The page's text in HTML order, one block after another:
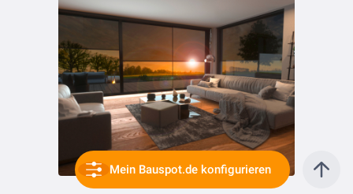
Mein Bauspot.de konfigurieren